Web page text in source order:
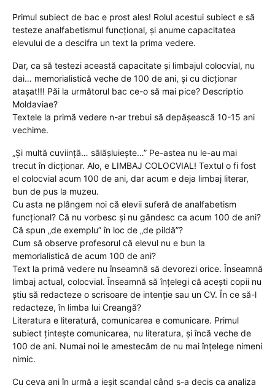
Primul subiect de bac e prost ales! Rolul acestui subiect e să
testeze analfabetismul funcțional, și anume capacitatea
elevului de a descifra un text la prima vedere.
Dar, ca să testezi această capacitate și limbajul colocvial, nu
dai… memorialistică veche de 100 de ani, și cu dicționar
atașat!!! Păi la următorul bac ce-o să mai pice? Descriptio
Moldaviae?
Textele la primă vedere n-ar trebui să depășească 10-15 ani
vechime.
„Și multă cuviință… sălășluiește…” Pe-astea nu le-au mai
trecut în dicționar. Alo, e LIMBAJ COLOCVIAL! Textul o fi fost
el colocvial acum 100 de ani, dar acum e deja limbaj literar,
bun de pus la muzeu.
Cu asta ne plângem noi că elevii suferă de analfabetism
funcțional? Că nu vorbesc și nu gândesc ca acum 100 de ani?
Că spun „de exemplu” în loc de „de pildă”?
Cum să observe profesorul că elevul nu e bun la
memorialistică de acum 100 de ani?
Text la primă vedere nu înseamnă să devorezi orice. Înseamnă
limbaj actual, colocvial. Înseamnă să înțelegi că acești copii nu
știu să redacteze o scrisoare de intenție sau un CV. În ce să-l
redacteze, în limba lui Creangă?
Literatura e literatură, comunicarea e comunicare. Primul
subiect țintește comunicarea, nu literatura, și încă veche de
100 de ani. Numai noi le amestecăm de nu mai înțelege nimeni
nimic.
Cu ceva ani în urmă a ieșit scandal când s-a decis ca analiza